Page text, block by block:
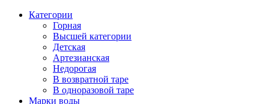
Категории
Горная
Высшей категории
Детская
Артезианская
Недорогая
В возвратной таре
В одноразовой таре
Марки воды